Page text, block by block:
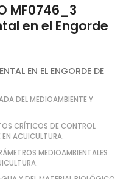
MF0746_3
en el Engorde
EN EL ENGORDE DE
DEL MEDIOAMBIENTE Y
CRÍTICOS DE CONTROL
ACUICULTURA.
MEDIOAMBIENTALES